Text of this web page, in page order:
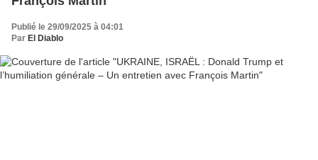
Publié le 29/09/2025 à 04:01
Par El Diablo